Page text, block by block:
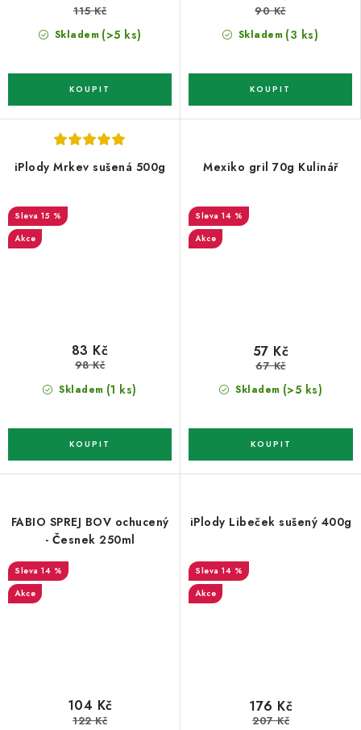
Skladem (>5 ks)
115 Kč
Skladem (3 ks)
90 Kč
iPlody Mrkev sušená 500g
15 %
Akce
Skladem (1 ks)
83 Kč
98 Kč
Mexiko gril 70g Kulinář
14 %
Akce
Skladem (>5 ks)
57 Kč
67 Kč
FABIO SPREJ BOV ochucený
- Česnek 250ml
14 %
Akce
104 Kč
122 Kč
iPlody Libeček sušený 400g
14 %
Akce
176 Kč
207 Kč